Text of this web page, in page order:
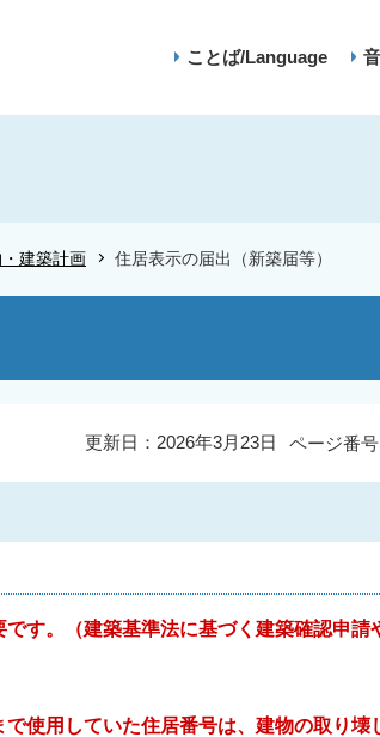
ことば/Language
建築計画 住居表示の届出（新築届等）
ページ番
更新日：2026年3月23日
す。（建築基準法に基づく建築確認申請
使用していた住居番号は、建物の取り壊